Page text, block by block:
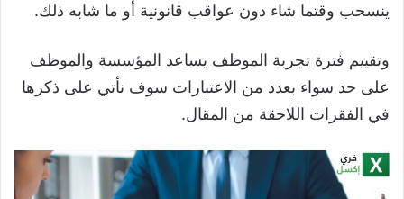
ينسحب وقتما شاء دون عواقب قانونية أو ما شابه ذلك.
وتقييم فترة تجربة الموظف يساعد المؤسسة والموظف
على حد سواء بعدد من الاعتبارات سوف نأتي على ذكرها
في الفقرات اللاحقة من المقال.